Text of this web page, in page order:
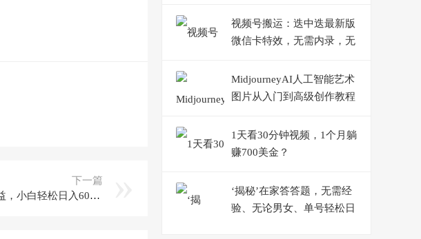
下一篇
B站搞笑视频变现，播放量=收益，小白轻松日入6000+
视频号搬运：迭中迭最新版
微信卡特效，无需内录，无
MidjourneyAI人工智能艺术
图片从入门到高级创作教程
1天看30分钟视频，1个月躺
赚700美金？
‘揭秘’在家答答题，无需经
验、无论男女、单号轻松日